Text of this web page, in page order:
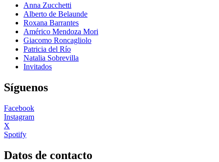
Anna Zucchetti
Alberto de Belaunde
Roxana Barrantes
Américo Mendoza Mori
Giacomo Roncagliolo
Patricia del Río
Natalia Sobrevilla
Invitados
Síguenos
Facebook
Instagram
X
Spotify
Datos de contacto